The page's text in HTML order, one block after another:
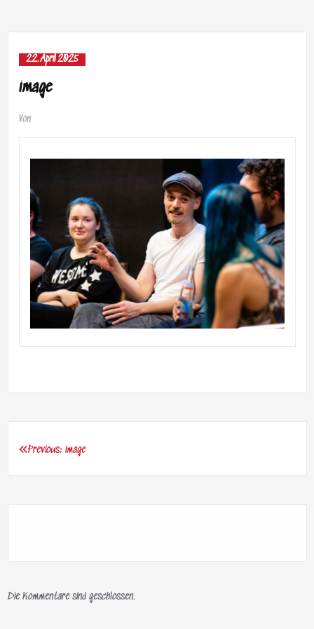
22. April 2025
image
Von
Beitragsnavigation
Previous: image
Die Kommentare sind geschlossen.